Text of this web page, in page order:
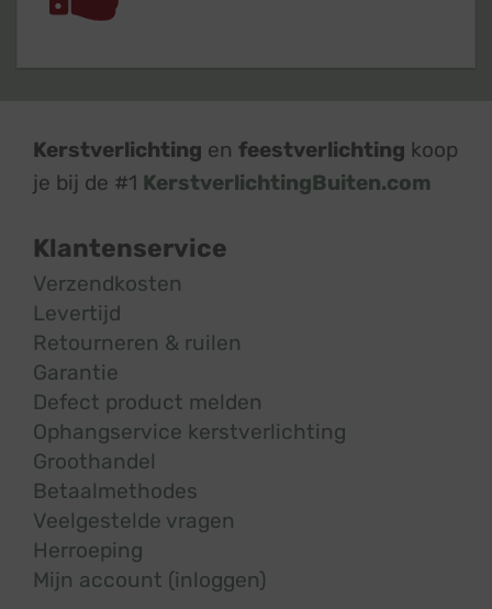
Kerstverlichting en feestverlichting koop
je bij de #1 KerstverlichtingBuiten.com
Klantenservice
Verzendkosten
Levertijd
Retourneren & ruilen
Garantie
Defect product melden
Ophangservice kerstverlichting
Groothandel
Betaalmethodes
Veelgestelde vragen
Herroeping
Mijn account (inloggen)